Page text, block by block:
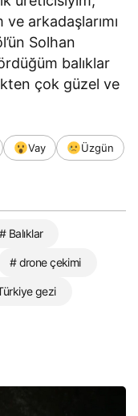
arkadaşlarımı
Solhan
balıklar
çok güzel ve
Vay
Üzgün
# Balıklar
# drone çekimi
gezi